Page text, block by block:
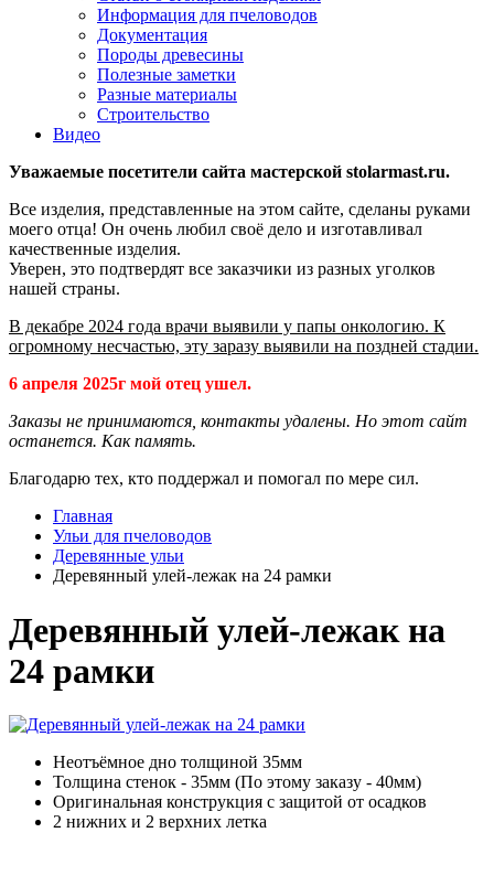
Информация для пчеловодов
Документация
Породы древесины
Полезные заметки
Разные материалы
Строительство
Видео
Уважаемые посетители сайта мастерской stolarmast.ru.
Все изделия, представленные на этом сайте, сделаны руками
моего отца! Он очень любил своё дело и изготавливал
качественные изделия.
Уверен, это подтвердят все заказчики из разных уголков
нашей страны.
В декабре 2024 года врачи выявили у папы онкологию. К
огромному несчастью, эту заразу выявили на поздней стадии.
6 апреля 2025г мой отец ушел.
Заказы не принимаются, контакты удалены. Но этот сайт
останется. Как память.
Благодарю тех, кто поддержал и помогал по мере сил.
Главная
Ульи для пчеловодов
Деревянные ульи
Деревянный улей-лежак на 24 рамки
Деревянный улей-лежак на
24 рамки
Неотъёмное дно толщиной 35мм
Толщина стенок - 35мм (По этому заказу - 40мм)
Оригинальная конструкция с защитой от осадков
2 нижних и 2 верхних летка